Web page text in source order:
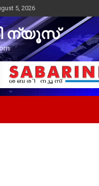
5, 2026
ന്യൂസ്